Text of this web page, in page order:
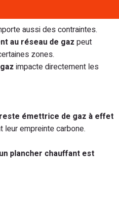
aussi des contraintes.
au réseau de gaz peut
zones.
impacte directement les
reste émettrice de gaz à effet
empreinte carbone.
plancher chauffant est